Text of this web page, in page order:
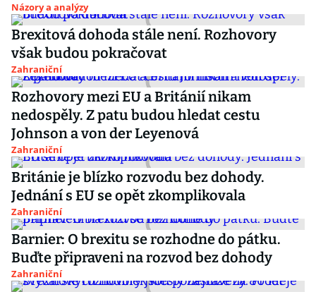
Názory a analýzy
Brexitová dohoda stále není. Rozhovory
však budou pokračovat
Zahraniční
Rozhovory mezi EU a Británií nikam
nedospěly. Z patu budou hledat cestu
Johnson a von der Leyenová
Zahraniční
Británie je blízko rozvodu bez dohody.
Jednání s EU se opět zkomplikovala
Zahraniční
Barnier: O brexitu se rozhodne do pátku.
Buďte připraveni na rozvod bez dohody
Zahraniční